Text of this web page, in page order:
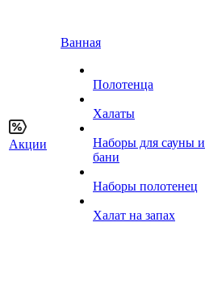
Акции
Ванная
Полотенца
Халаты
Наборы для сауны и
бани
Наборы полотенец
Халат на запах